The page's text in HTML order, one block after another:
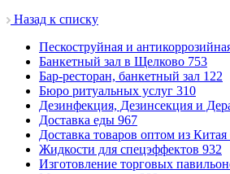
Назад к списку
Пескоструйная и
Банкетный зал в Щелково 753
Бар-ресторан, банкетный зал 122
Бюро ритуальных услуг 310
Дезинфекция, Дезинсекция и
Доставка еды 967
Доставка товаров оптом из Китая
Жидкости для спецэффектов 932
Изготовление торговых